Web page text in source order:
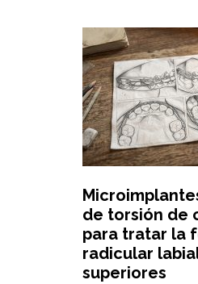
de torsión de
para tratar la
radicular
superiores